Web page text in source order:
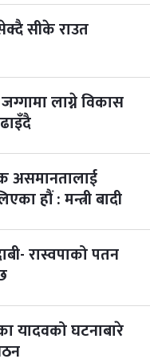
सीके राउत
लाग्ने विकास
असमानतालाई
हौं : मन्त्री बादी
रास्वपाको पतन
यादवको घटनाबारे